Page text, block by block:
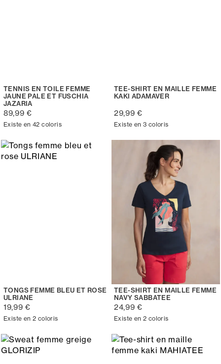
TENNIS EN TOILE FEMME
JAUNE PALE ET FUSCHIA
JAZARIA
89,99 €
Existe en 42 coloris
TEE-SHIRT EN MAILLE FEMME
KAKI ADAMAVER
29,99 €
Existe en 3 coloris
TONGS FEMME BLEU ET ROSE
ULRIANE
19,99 €
Existe en 2 coloris
TEE-SHIRT EN MAILLE FEMME
NAVY SABBATEE
24,99 €
Existe en 2 coloris